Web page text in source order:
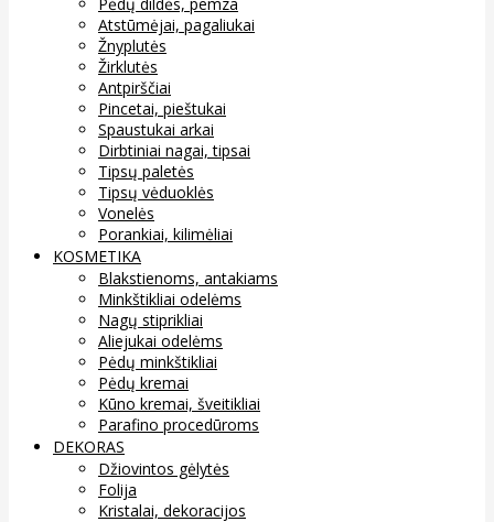
Atstūmėjai, pagaliukai
Žnyplutės
Žirklutės
Antpirščiai
Pincetai, pieštukai
Spaustukai arkai
Dirbtiniai nagai, tipsai
Tipsų paletės
Tipsų vėduoklės
Vonelės
Porankiai, kilimėliai
KOSMETIKA
Blakstienoms, antakiams
Minkštikliai odelėms
Nagų stiprikliai
Aliejukai odelėms
Pėdų minkštikliai
Pėdų kremai
Kūno kremai, šveitikliai
Parafino procedūroms
DEKORAS
Džiovintos gėlytės
Folija
Kristalai, dekoracijos